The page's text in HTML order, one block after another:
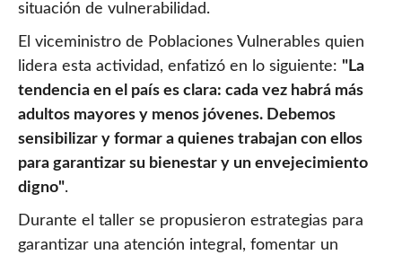
situación de vulnerabilidad.
El viceministro de Poblaciones Vulnerables quien
lidera esta actividad, enfatizó en lo siguiente: "La
tendencia en el país es clara: cada vez habrá más
adultos mayores y menos jóvenes. Debemos
sensibilizar y formar a quienes trabajan con ellos
para garantizar su bienestar y un envejecimiento
digno".
Durante el taller se propusieron estrategias para
garantizar una atención integral, fomentar un